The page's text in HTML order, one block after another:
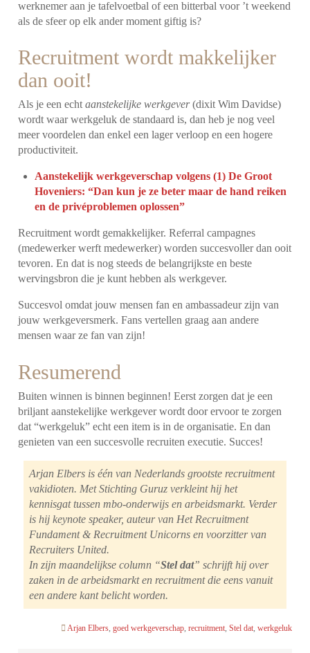
werknemer aan je tafelvoetbal of een bitterbal voor ’t weekend
als de sfeer op elk ander moment giftig is?
Recruitment wordt makkelijker
dan ooit!
Als je een echtaanstekelijke werkgever(dixit Wim Davidse)
wordt waar werkgeluk de standaard is, dan heb je nog veel
meer voordelen dan enkel een lager verloop en een hogere
productiviteit.
Aanstekelijk werkgeverschap volgens (1) De Groot
Hoveniers: “Dan kun je ze beter maar de hand reiken
en de privéproblemen oplossen”
Recruitment wordt gemakkelijker. Referral campagnes
(medewerker werft medewerker) worden succesvoller dan ooit
tevoren. En dat is nog steeds de belangrijkste en beste
wervingsbron die je kunt hebben als werkgever.
Succesvol omdat jouw mensen fan en ambassadeur zijn van
jouw werkgeversmerk. Fans vertellen graag aan andere
mensen waar ze fan van zijn!
Resumerend
Buiten winnen is binnen beginnen! Eerst zorgen dat je een
briljant aanstekelijke werkgever wordt door ervoor te zorgen
dat “werkgeluk” echt een item is in de organisatie. En dan
genieten van een succesvolle recruiten executie. Succes!
Arjan Elbers is één van Nederlands grootste recruitment
vakidioten. Met Stichting Guruz verkleint hij het
kennisgat tussen mbo-onderwijs en arbeidsmarkt. Verder
is hij keynote speaker, auteur van Het Recruitment
Fundament & Recruitment Unicorns en voorzitter van
Recruiters United.
In zijn maandelijkse column “Stel dat” schrijft hij over
zaken in de arbeidsmarkt en recruitment die eens vanuit
een andere kant belicht worden.
Arjan Elbers, goed werkgeverschap, recruitment, Stel dat, werkgeluk